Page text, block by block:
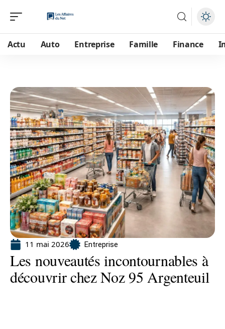
Actu Auto Entreprise Famille Finance
11 mai 2026 Entreprise
Les nouveautés incontournables à
découvrir chez Noz 95 Argenteuil